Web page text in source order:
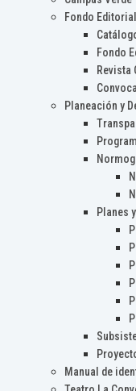
Fondo Editorial
Fondo
Revista
Planeación y
Planes
Manual de